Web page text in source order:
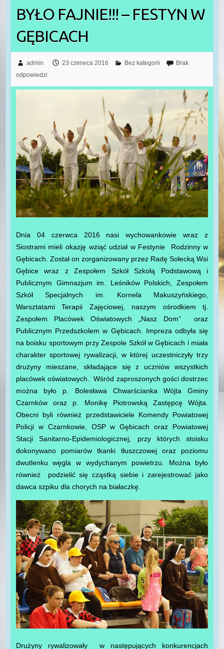
BYŁO FAJNIE!!! – FESTYN W
GĘBICACH
admin 23 czerwca 2016 Bez kategorii
Brak
odpowiedzi
Dnia 04 czerwca 2016 nasi wychowankowie wraz z
Siostrami mieli okazję wziąć udział w Festynie Rodzinny w
Gębicach. Został on zorganizowany przez Radę Sołecką Wsi
Gębice wraz z Zespołem Szkół Szkołą Podstawową i
Publicznym Gimnazjum im. Leśników Polskich, Zespołem
Szkół Specjalnych im. Kornela Makuszyńskiego,
Warsztatami Terapii Zajęciowej, naszym ośrodkiem tj.
Zespołem Placówek Oświatowych „Nasz Dom” oraz
Publicznym Przedszkolem w Gębicach. Impreza odbyła się
na boisku sportowym przy Zespole Szkół w Gębicach i miała
charakter sportowej rywalizacji, w której uczestniczyły trzy
drużyny mieszane, składające się z uczniów wszystkich
placówek oświatowych. Wśród zaproszonych gości dostrzec
można było p. Bolesława Chwarścianka Wójta Gminy
Czarnków oraz p. Monikę Piotrowską Zastępcę Wójta.
Obecni byli również przedstawiciele Komendy Powiatowej
Policji w Czarnkowie, OSP w Gębicach oraz Powiatowej
Stacji Sanitarno-Epidemiologicznej, przy których stoisku
dokonywano pomiarów tkanki tłuszczowej oraz poziomu
dwutlenku węgla w wydychanym powietrzu. Można było
również podzielić się cząstką siebie i zarejestrować jako
dawca szpiku dla chorych na białaczkę.
Drużyny rywalizowały w następujących konkurencjach